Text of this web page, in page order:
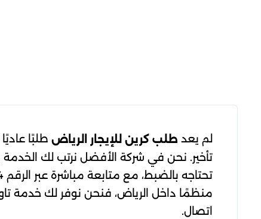
لم يعد طلب كرين للإيجار الرياض طلبًا
تأخير. نحن في شركة الأفضل نرتب لك
منظمًا داخل الرياض، فنحن نوفر لك خدمة
اتصال.